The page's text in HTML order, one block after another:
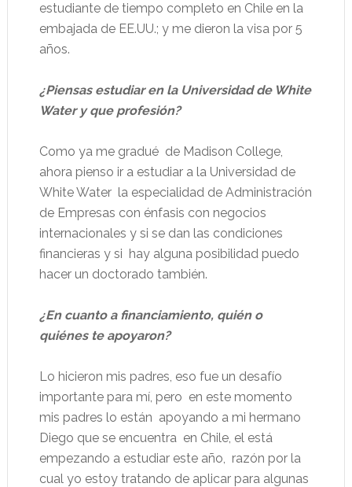
estudiante de tiempo completo en Chile en la
embajada de EE.UU.; y me dieron la visa por 5
años.
¿Piensas estudiar en la Universidad de White
Water y que profesión?
Como ya me gradué de Madison College,
ahora pienso ir a estudiar a la Universidad de
White Water la especialidad de Administración
de Empresas con énfasis con negocios
internacionales y si se dan las condiciones
financieras y si hay alguna posibilidad puedo
hacer un doctorado también.
¿En cuanto a financiamiento, quién o
quiénes te apoyaron?
Lo hicieron mis padres, eso fue un desafío
importante para mí, pero en este momento
mis padres lo están apoyando a mi hermano
Diego que se encuentra en Chile, el está
empezando a estudiar este año, razón por la
cual yo estoy tratando de aplicar para algunas